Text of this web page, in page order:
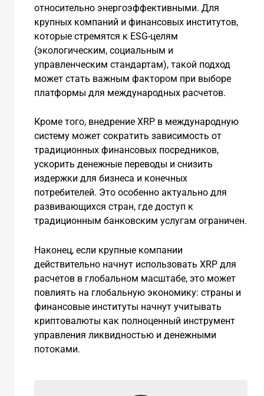
относительно энергоэффективными. Для
крупных компаний и финансовых институтов,
которые стремятся к ESG-целям
(экологическим, социальным и
управленческим стандартам), такой подход
может стать важным фактором при выборе
платформы для международных расчетов.
Кроме того, внедрение XRP в международную
систему может сократить зависимость от
традиционных финансовых посредников,
ускорить денежные переводы и снизить
издержки для бизнеса и конечных
потребителей. Это особенно актуально для
развивающихся стран, где доступ к
традиционным банковским услугам ограничен.
Наконец, если крупные компании
действительно начнут использовать XRP для
расчетов в глобальном масштабе, это может
повлиять на глобальную экономику: страны и
финансовые институты начнут учитывать
криптовалюты как полноценный инструмент
управления ликвидностью и денежными
потоками.